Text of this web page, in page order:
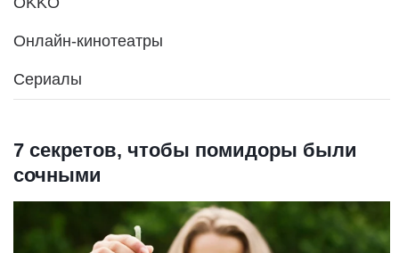
Онлайн-кинотеатры
Сериалы
7 секретов, чтобы помидоры были
сочными